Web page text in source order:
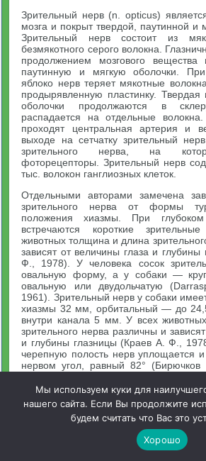
Зрительный нерв (n. opticus)
мозга и покрыт твердой, паутинной и
Зрительный нерв состоит из
безмякотного серого волокна.
продолжением мозгового
паутинную и мягкую оболочки.
яблоко нерв теряет мякотные
продырявленную пластинку. Твердая
оболочки продолжаются в
распадается на отдельные
проходят центральная артерия и
выходе на сетчатку зрительный
зрительного нерва, на
фоторецепторы. Зрительный нерв
тыс. волокон ганглиозных клеток.
Отдельными авторами замечена
зрительного нерва от формы
положения хиазмы. При
встречаются короткие
животных толщина и длина
зависят от величины глаза и глубины
Ф., 1978). У человека сосок
овальную форму, a y собаки —
овальную или двудольчатую
1961). Зрительный нерв у собаки
хиазмы 32 мм, орбитальный — до
внутри канала 5 мм. У всех
зрительного нерва различны и
и глубины глазницы (Краев А. Ф.,
черепную полость нерв уплощается и
нервом угол, равный 82°
цереброспинальная жидкость из
пространств головного мозга под
межоболочечные пространства
Давление убывает от глазного
(Волков В. В., 1976;
Цереброспинальная жидкость
Мы используем куки для
нашего сайта. Если Вы продолжите
будем считать что Вас это
Хорошо